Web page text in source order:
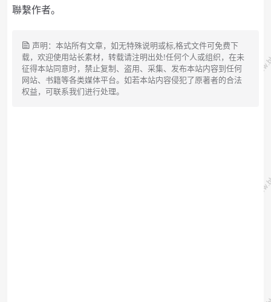
聯繫作者。
声明：本站所有文章，如无特殊说明或标,格式文件可免费下
载，欢迎使用站长素材，转载请注明出处!任何个人或组织，在未
征得本站同意时，禁止复制、盗用、采集、发布本站内容到任何
网站、书籍等各类媒体平台。如若本站内容侵犯了原著者的合法
权益，可联系我们进行处理。